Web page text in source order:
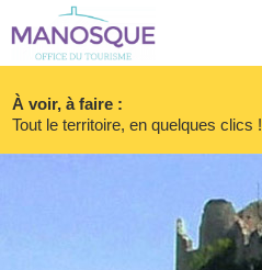
À voir, à faire :
Tout le territoire, en quelques clics !